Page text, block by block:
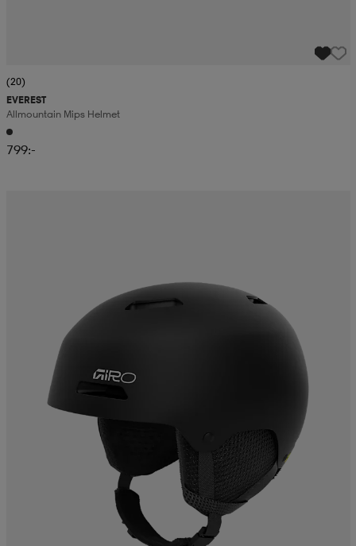
(20)
EVEREST
Allmountain Mips Helmet
799:-